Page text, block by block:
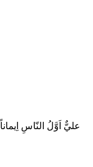
عليٌّ اَوَّلُ النّاسِ اِيماناً